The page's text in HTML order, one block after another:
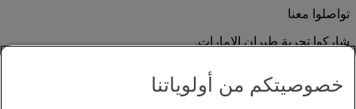
تواصلوا معنا
شاركوا تجربة طيران الإمارات.
خصوصيتكم من أولوياتنا